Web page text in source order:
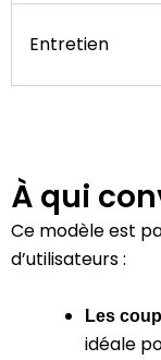
Entretien
À qui
Ce modèle est
d’utilisateurs :
Les
idéale